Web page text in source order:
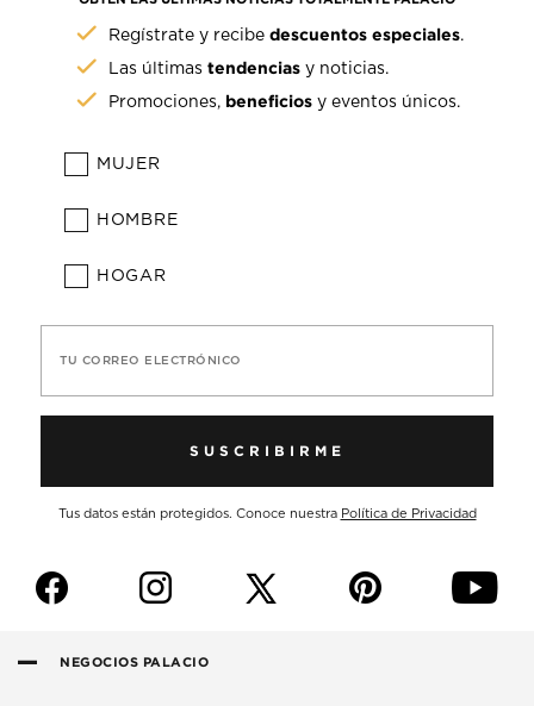
Regístrate y recibedescuentos especiales.
Las últimastendencias y noticias.
Promociones, beneficios y eventos únicos.
MUJER
HOMBRE
HOGAR
TU CORREO ELECTRÓNICO
SUSCRIBIRME
Tus datos están protegidos. Conoce nuestra Política de Privacidad
f i p y
NEGOCIOS PALACIO